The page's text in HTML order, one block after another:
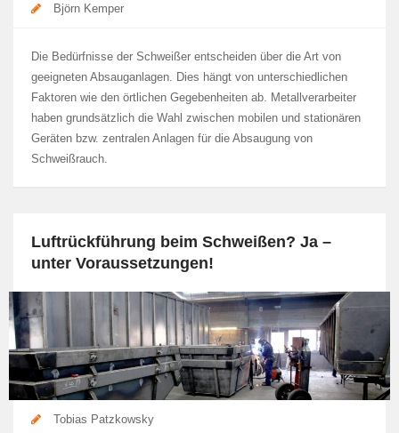
Björn Kemper
Die Bedürfnisse der Schweißer entscheiden über die Art von
geeigneten Absauganlagen. Dies hängt von unterschiedlichen
Faktoren wie den örtlichen Gegebenheiten ab. Metallverarbeiter
haben grundsätzlich die Wahl zwischen mobilen und stationären
Geräten bzw. zentralen Anlagen für die Absaugung von
Schweißrauch.
Luftrückführung beim Schweißen? Ja –
unter Voraussetzungen!
Tobias Patzkowsky